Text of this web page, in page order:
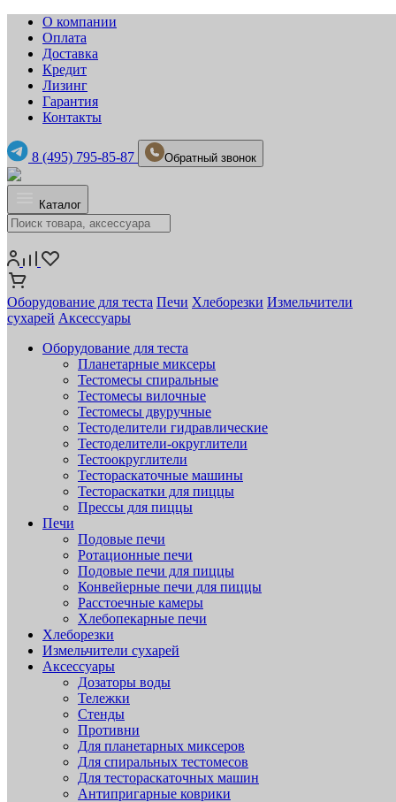
О компании
Оплата
Доставка
Кредит
Лизинг
Гарантия
Контакты
8 (495) 795-85-87 Обратный звонок
Каталог
Оборудование для теста Печи Хлеборезки Измельчители
сухарей Аксессуары
Оборудование для теста
Планетарные миксеры
Тестомесы спиральные
Тестомесы вилочные
Тестомесы двуручные
Тестоделители гидравлические
Тестоделители-округлители
Тестоокруглители
Тестораскаточные машины
Тестораскатки для пиццы
Прессы для пиццы
Печи
Подовые печи
Ротационные печи
Подовые печи для пиццы
Конвейерные печи для пиццы
Расстоечные камеры
Хлебопекарные печи
Хлеборезки
Измельчители сухарей
Аксессуары
Дозаторы воды
Тележки
Стенды
Противни
Для планетарных миксеров
Для спиральных тестомесов
Для тестораскаточных машин
Антипригарные коврики